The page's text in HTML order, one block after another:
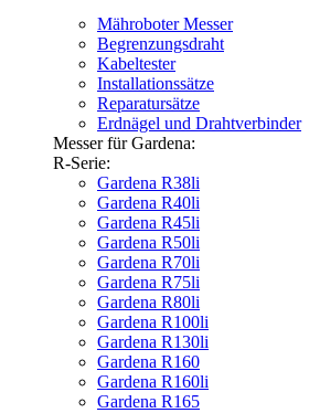
Mähroboter Messer
Begrenzungsdraht
Kabeltester
Installationssätze
Reparatursätze
Erdnägel und Drahtverbinder
Messer für Gardena:
R-Serie:
Gardena R38li
Gardena R40li
Gardena R45li
Gardena R50li
Gardena R70li
Gardena R75li
Gardena R80li
Gardena R100li
Gardena R130li
Gardena R160
Gardena R160li
Gardena R165